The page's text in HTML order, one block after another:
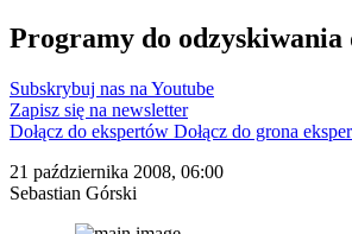
Programy do odzyskiwania
Subskrybuj nas na Youtube
Zapisz się na newsletter
Dołącz do ekspertów Dołącz do grona
21 października 2008, 06:00
Sebastian Górski